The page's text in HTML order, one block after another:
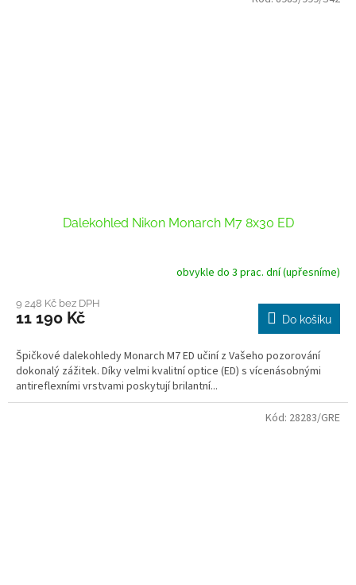
Dalekohled Nikon Monarch M7 8x30 ED
obvykle do 3 prac. dní (upřesníme)
9 248 Kč bez DPH
11 190 Kč Do košíku
Špičkové dalekohledy Monarch M7 ED učiní z Vašeho pozorování
dokonalý zážitek. Díky velmi kvalitní optice (ED) s vícenásobnými
antireflexními vrstvami poskytují brilantní...
Kód: 28283/GRE